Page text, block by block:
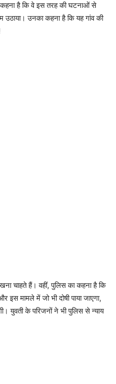
कहना है कि वे इस तरह की घटनाओं से
उनका कहना है कि यह गांव की
चाहते हैं। वहीं, पुलिस का कहना है कि
मामले में जो भी दोषी पाया जाएगा,
युवती के परिजनों ने भी पुलिस से न्याय